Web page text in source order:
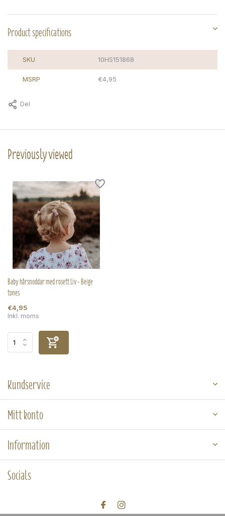
Product specifications
SKU 10HS151868
MSRP €4,95
Del
Previously viewed
Baby hårsnoddar med rosett Liv - Beige
tones
€4,95
Inkl. moms
Kundservice
Mitt konto
Information
Socials